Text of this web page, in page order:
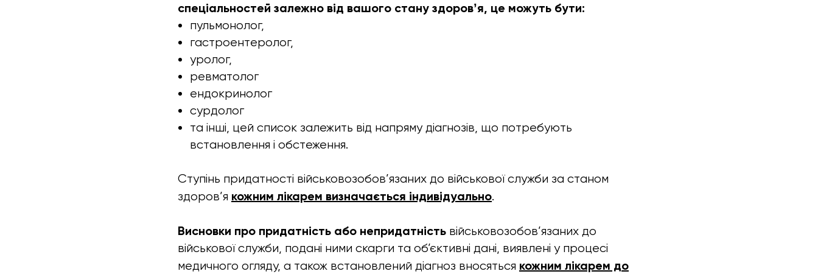
спеціальностей залежно від вашого стану здоровʼя, це можуть бути:
пульмонолог,
гастроентеролог,
уролог,
ревматолог
ендокринолог
сурдолог
та інші, цей список залежить від напряму діагнозів, що потребують
встановлення і обстеження.
Ступінь придатності військовозобов’язаних до військової служби за станом
здоров’я кожним лікарем визначається індивідуально.
Висновки про придатність або непридатність військовозобов’язаних до
військової служби, подані ними скарги та об’єктивні дані, виявлені у процесі
медичного огляду, а також встановлений діагноз вносяться кожним лікарем до